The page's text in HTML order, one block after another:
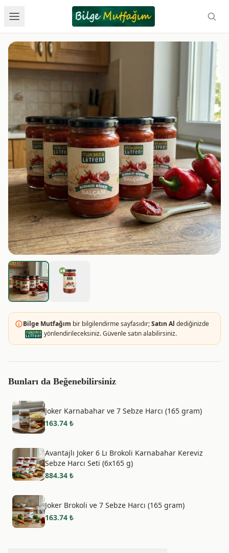
Bilge Mutfağım bir bilgilendirme sayfasıdır;Satın Al dediğinizde
yönlendirileceksiniz. Güvenle satın alabilirsiniz.
Bunları da Beğenebilirsiniz
Joker Karnabahar ve 7 Sebze Harcı (165 gram)
163.74 ₺
Avantajlı Joker 6 Lı Brokoli Karnabahar Kereviz
Sebze Harcı Seti (6x165 g)
884.34 ₺
Joker Brokoli ve 7 Sebze Harcı (165 gram)
163.74 ₺